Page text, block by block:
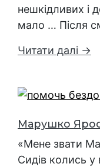
нешкідливих і
мало … Після
Читати далі →
Марушко
«Мене звати
Сидів колись у